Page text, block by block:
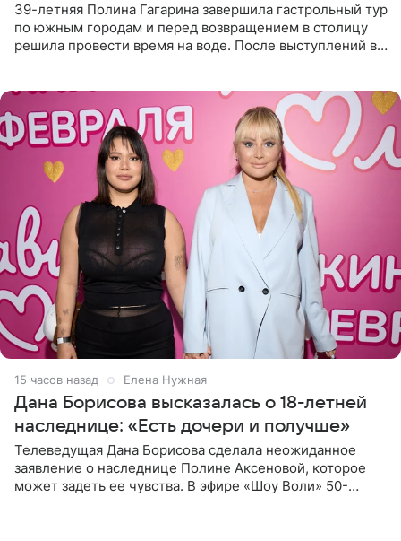
39-летняя Полина Гагарина завершила гастрольный тур
по южным городам и перед возвращением в столицу
решила провести время на воде. После выступлений в
15 часов назад Елена Нужная
Дана Борисова высказалась о 18-летней
наследнице: «Есть дочери и получше»
Телеведущая Дана Борисова сделала неожиданное
заявление о наследнице Полине Аксеновой, которое
может задеть ее чувства. В эфире «Шоу Воли» 50-